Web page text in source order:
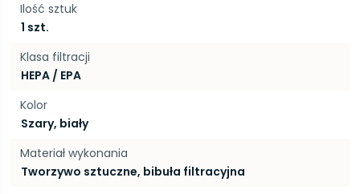
Ilość sztuk
1 szt.
Klasa filtracji
HEPA / EPA
Kolor
Szary, biały
Materiał wykonania
Tworzywo sztuczne, bibuła filtracyjna